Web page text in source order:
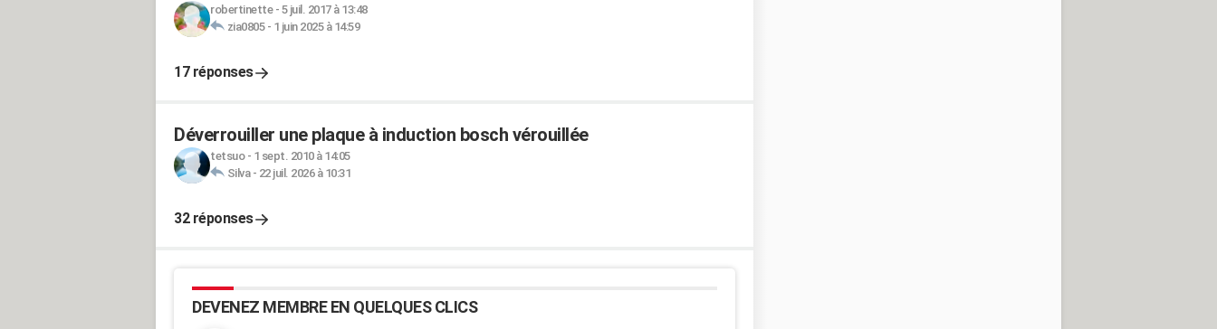
robertinette- 5 juil. 2017 à 13:48
zia0805- 1 juin 2025 à 14:59
17 réponses
Déverrouiller une plaque à induction bosch vérouillée
tetsuo- 1 sept. 2010 à 14:05
Silva- 22 juil. 2026 à 10:31
32 réponses
DEVENEZ MEMBRE EN QUELQUES CLICS